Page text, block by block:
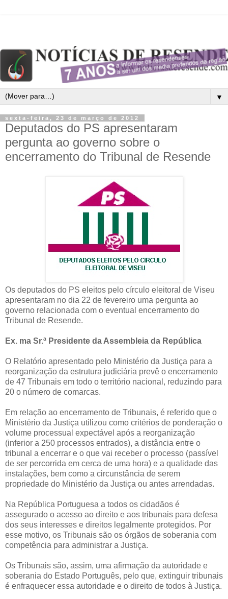
▼
sexta-feira, 23 de março de 2012
Deputados do PS apresentaram
pergunta ao governo sobre o
encerramento do Tribunal de Resende
Os deputados do PS eleitos pelo círculo eleitoral de Viseu
apresentaram no dia 22 de fevereiro uma pergunta ao
governo relacionada com o eventual encerramento do
Tribunal de Resende.
Ex. ma Sr.ª Presidente da Assembleia da República
O Relatório apresentado pelo Ministério da Justiça para a
reorganização da estrutura judiciária prevê o encerramento
de 47 Tribunais em todo o território nacional, reduzindo para
20 o número de comarcas.
Em relação ao encerramento de Tribunais, é referido que o
Ministério da Justiça utilizou como critérios de ponderação o
volume processual expectável após a reorganização
(inferior a 250 processos entrados), a distância entre o
tribunal a encerrar e o que vai receber o processo (passível
de ser percorrida em cerca de uma hora) e a qualidade das
instalações, bem como a circunstância de serem
propriedade do Ministério da Justiça ou antes arrendadas.
Na República Portuguesa a todos os cidadãos é
assegurado o acesso ao direito e aos tribunais para defesa
dos seus interesses e direitos legalmente protegidos. Por
esse motivo, os Tribunais são os órgãos de soberania com
competência para administrar a Justiça.
Os Tribunais são, assim, uma afirmação da autoridade e
soberania do Estado Português, pelo que, extinguir tribunais
é enfraquecer essa autoridade e o direito de todos à Justiça.